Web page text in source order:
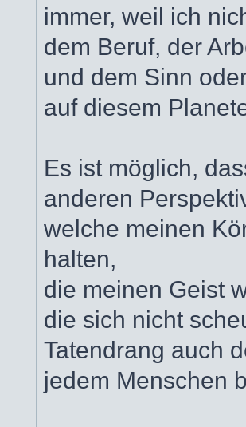
immer, weil ich
dem Beruf, der
und dem Sinn
auf diesem
Es ist möglich,
anderen
welche meinen
halten,
die meinen Geist
die sich nicht
Tatendrang auch
jedem Menschen